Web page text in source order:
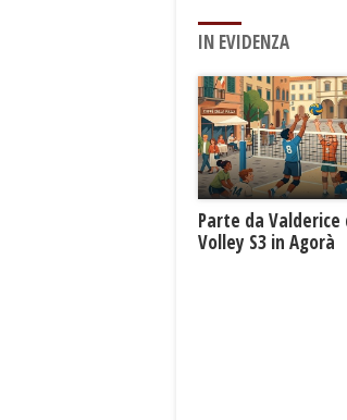
IN EVIDENZA
Parte da
Volley S3 in Agorà